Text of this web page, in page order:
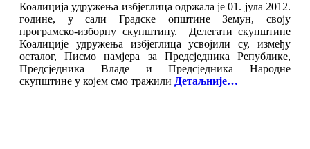
Коалиција удружења избјеглица одржала је 01. јула 2012.
године, у сали Градске општине Земун, своју
програмско-изборну скупштину. Делегати скупштине
Коалиције удружења избјеглица усвојили су, између
осталог, Писмо намјера за Предсједника Републике,
Предсједника Владе и Предсједника Народне
скупштине у којем смо тражили Детаљније…